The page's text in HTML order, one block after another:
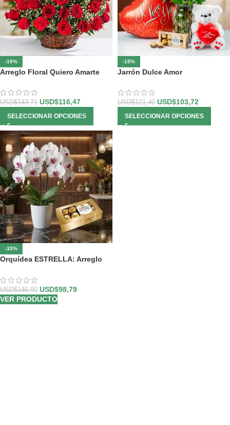
-19%
Arreglo Floral Quiero Amarte
USD$143,71 USD$116,47
SELECCIONAR OPCIONES
-15%
Jarrón Dulce Amor
USD$121,40 USD$103,72
SELECCIONAR OPCIONES
-33%
Orquídea ESTRELLA: Arreglo
✨
USD$146,90 USD$98,79
VER PRODUCTO